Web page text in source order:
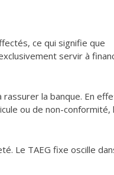
ce qui signifie que
servir à
la banque. En
ou de non-conformité,
Le TAEG fixe oscille